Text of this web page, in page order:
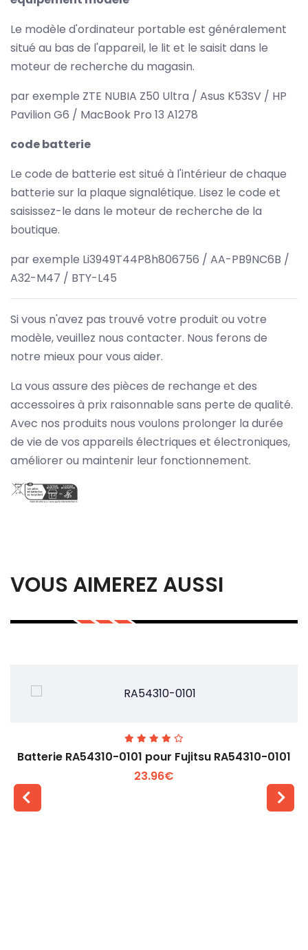
Le modèle d'ordinateur portable est généralement
situé au bas de l'appareil, le lit et le saisit dans le
moteur de recherche du magasin.
par exemple ZTE NUBIA Z50 Ultra / Asus K53SV / HP
Pavilion G6 / MacBook Pro 13 A1278
code batterie
Le code de batterie est situé à l'intérieur de chaque
batterie sur la plaque signalétique. Lisez le code et
saisissez-le dans le moteur de recherche de la
boutique.
par exemple Li3949T44P8h806756 / AA-PB9NC6B /
A32-M47 / BTY-L45
Si vous n'avez pas trouvé votre produit ou votre
modèle, veuillez nous contacter. Nous ferons de
notre mieux pour vous aider.
La vous assure des pièces de rechange et des
accessoires à prix raisonnable sans perte de qualité.
Avec nos produits nous voulons prolonger la durée
de vie de vos appareils électriques et électroniques,
améliorer ou maintenir leur fonctionnement.
VOUS AIMEREZ AUSSI
Batterie RA54310-0101 pour Fujitsu RA54310-0101
23.96€